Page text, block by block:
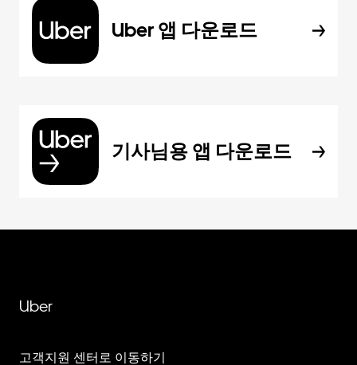
Uber 앱 다운로드
기사님용 앱 다운로드
Uber
고객지원 센터로 이동하기